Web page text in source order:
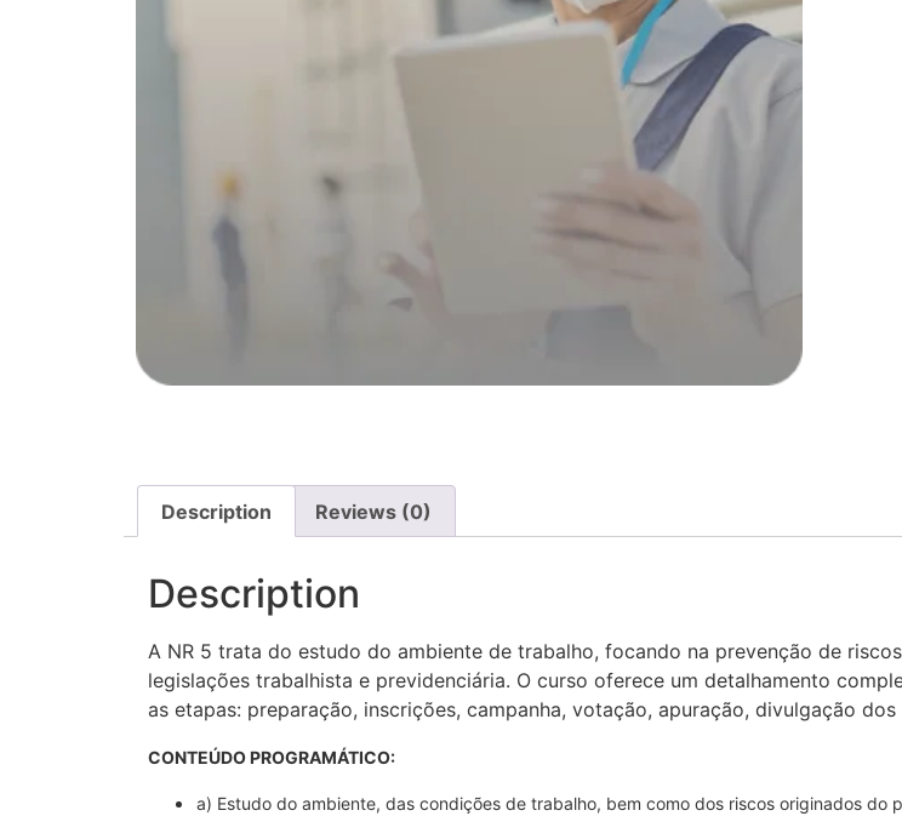
Description Reviews (0)
Description
A NR 5 trata do estudo do ambiente de trabalho, focando na prevenção de
legislações trabalhista e previdenciária. O curso oferece um detalhamento
as etapas: preparação, inscrições, campanha, votação, apuração, divulgação
CONTEÚDO PROGRAMÁTICO:
a) Estudo do ambiente, das condições de trabalho, bem como dos riscos originados do